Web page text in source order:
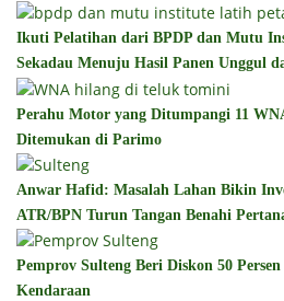
Ikuti Pelatihan dari BPDP dan Mutu
Sekadau Menuju Hasil Panen Unggul
Perahu Motor yang Ditumpangi 11
Ditemukan di Parimo
Anwar Hafid: Masalah Lahan Bikin
ATR/BPN Turun Tangan Benahi
Pemprov Sulteng Beri Diskon 50
Kendaraan